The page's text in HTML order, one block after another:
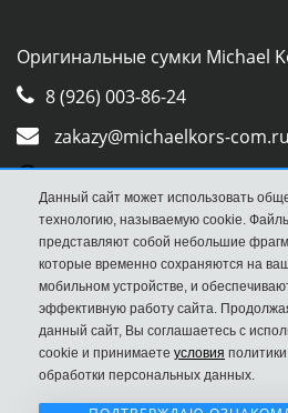
Оригинальные сумки Michael
8 (926) 003-86-24
zakazy@michaelkors-com.ru
Whatsapp
Viber
Данный сайт может использовать
технологию, называемую cookie.
представляют собой небольшие
которые временно сохраняются на
мобильном устройстве, и
эффективную работу сайта.
данный сайт, Вы соглашаетесь с
cookie и принимаете условия
обработки персональных данных.